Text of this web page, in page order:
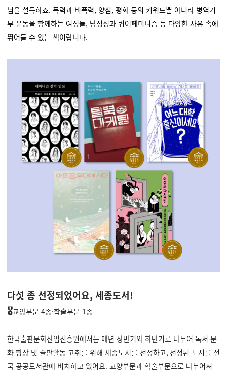
님을 설득하죠. 폭력과 비폭력, 양심, 평화 등의 키워드뿐 아니라 병역거
부 운동을 함께하는 여성들, 남성성과 퀴어페미니즘 등 다양한 사유 속에
뛰어들 수 있는 책이랍니다.
다섯 종 선정되었어요, 세종도서!
🎖️교양부문 4종·학술부문 1종
한국출판문화산업진흥원에서는 매년 상반기와 하반기로 나누어 독서 문
화 향상 및 출판활동 고취를 위해 세종도서를 선정하고, 선정된 도서를 전
국 공공도서관에 비치하고 있어요. 교양부문과 학술부문으로 나누어져